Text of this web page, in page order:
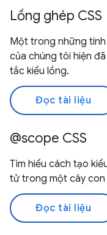
Lồng ghép CSS
Một trong những tính
của chúng tôi hiện
tắc kiểu lồng.
Đọc tài liệu
@scope CSS
Tìm hiểu cách tạo
tử trong một cây con
Đọc tài liệu